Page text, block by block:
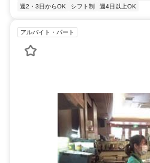
週2・3日からOK
シフト制 週4日以上OK
アルバイト・パート